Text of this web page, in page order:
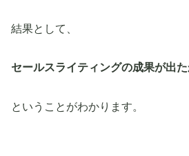
結果として、
セールスライティングの成果が出
ということがわかります。